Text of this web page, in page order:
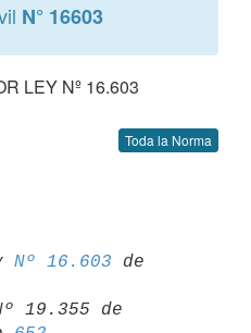
N° 16603
LEY Nº 16.603
Toda la Norma
Nº 16.603 de
19.355 de